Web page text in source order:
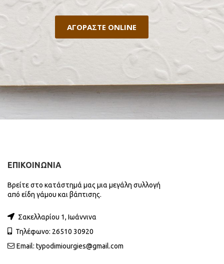
ΑΓΟΡΑΣΤΕ ONLINE
ΕΠΙΚΟΙΝΩΝΙΑ
Βρείτε στο κατάστημά μας μια μεγάλη συλλογή
από είδη γάμου και βάπτισης.
Σακελλαρίου 1, Ιωάννινα
Τηλέφωνο: 26510 30920
Email: typodimiourgies@gmail.com